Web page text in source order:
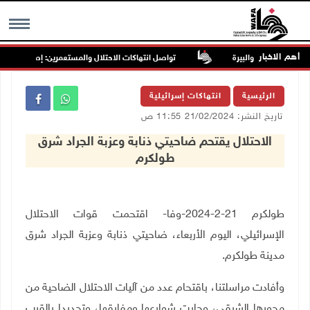
MENU أهم الاخبار تواصل انتهاكات الاحتلال والمستعمرين: إصابات
الرئيسية انتهاكات إسرائيلية
تاريخ النشر: 21/02/2024 11:55 ص
الاحتلال يقتحم ضاحيتي ذنابة وعزبة الجراد شرق
طولكرم
طولكرم 21-2-2024-وفا- اقتحمت قوات الاحتلال
الإسرائيلي، اليوم الأربعاء، ضاحيتي ذنابة وعزبة الجراد شرق
مدينة طولكرم.
وأفادت مراسلتنا، باقتحام عدد من آليات الاحتلال الضاحية من